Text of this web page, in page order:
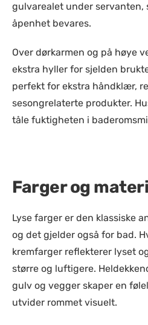
gulvarealet under servanten,
åpenhet bevares.
Over dørkarmen og på høye
ekstra hyller for sjelden
perfekt for ekstra håndklær,
sesongrelaterte produkter.
tåle fuktigheten i
Farger og
Lyse farger er den klassiske
og det gjelder også for bad.
kremfarger reflekterer lyset
større og luftigere.
gulv og vegger skaper en
utvider rommet visuelt.